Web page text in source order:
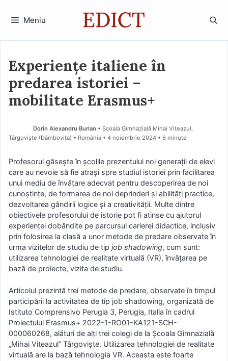
Meniu
Experiențe italiene în
predarea istoriei –
mobilitate Erasmus+
Dorin Alexandru Burlan • Școala Gimnazială Mihai Viteazul,
Târgoviște (Dâmboviţa) • România
4 noiembrie 2024 • 6 minute
Profesorul găsește în școlile prezentului noi generații de elevi
care au nevoie să fie atrași spre studiul istoriei prin facilitarea
unui mediu de învățare adecvat pentru descoperirea de noi
cunoștințe, de formarea de noi deprinderi și abilități practice,
dezvoltarea gândirii logice și a creativității. Multe dintre
obiectivele profesorului de istorie pot fi atinse cu ajutorul
experienței dobândite pe parcursul carierei didactice, inclusiv
prin folosirea la clasă a unor metode de predare observate în
urma vizitelor de studiu de tip job shadowing, cum sunt:
utilizarea tehnologiei de realitate virtuală (VR), învățarea pe
bază de proiecte, vizita de studiu.
Articolul prezintă trei metode de predare, observate în timpul
participării la activitatea de tip job shadowing, organizată de
Istituto Comprensivo Perugia 3, Perugia, Italia în cadrul
Proiectului Erasmus+ 2022-1-RO01-KA121-SCH-
000060268, alǎturi de alți trei colegi de la Şcoala Gimnazialǎ
„Mihai Viteazul” Târgovişte. Utilizarea tehnologiei de realitate
virtuală are la bază tehnologia VR. Aceasta este foarte